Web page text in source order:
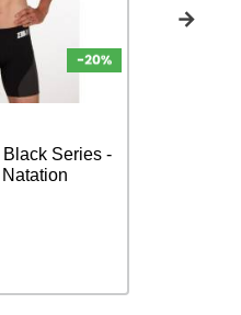
Series -